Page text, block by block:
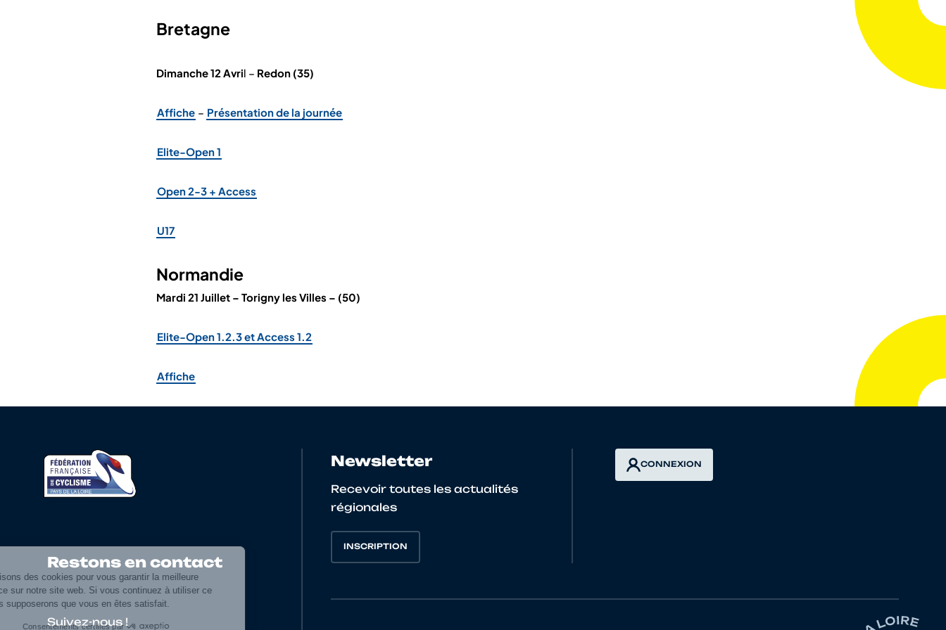
Bretagne
Dimanche 12 Avril – Redon (35)
Affiche – Présentation de la journée
Elite-Open 1
Open 2-3 + Access
U17
Normandie
Mardi 21 Juillet – Torigny les Villes – (50)
Elite-Open 1.2.3 et Access 1.2
Affiche
Restons en contact
Suivez-nous !
Newsletter
Recevoir toutes les actualités
régionales
INSCRIPTION
CONNEXION